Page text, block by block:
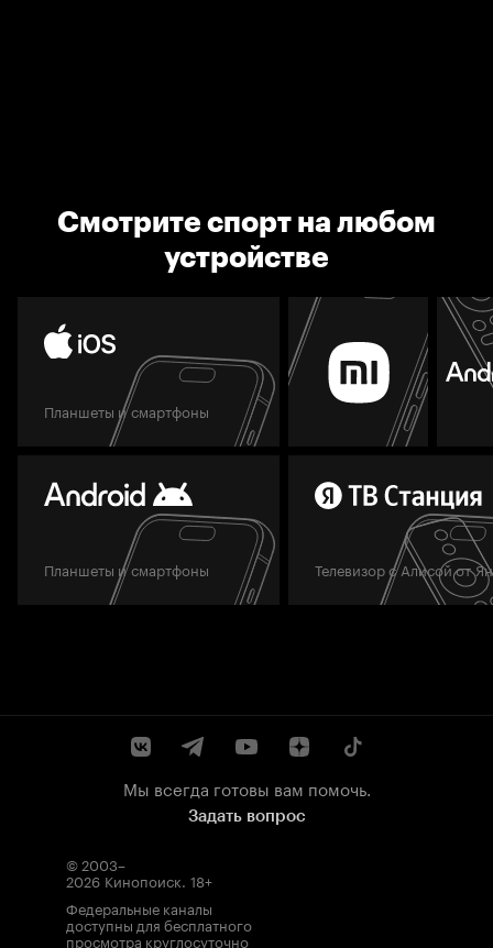
Смотрите спорт на любом
устройстве
Планшеты и смартфоны
Планшеты и смартфоны Телевизор с Алисой от
Мы всегда готовы вам помочь.
Задать вопрос
© 2003–
2026 Кинопоиск. 18+
Федеральные каналы
доступны для бесплатного
просмотра круглосуточно